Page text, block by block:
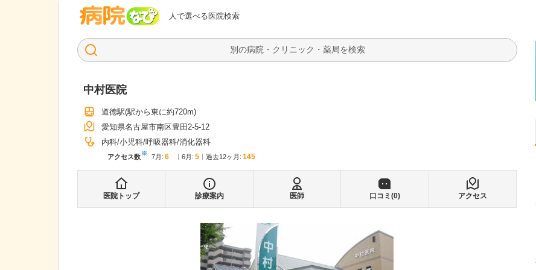
人で選べる医院検索
病院なび
検索
中村医院
道徳駅(駅から東に約720m)
愛知県名古屋市南区豊田2-5-12
内科 小児科 呼吸器科 消化器科
アクセス数※ 7月 : 6 6月 : 5 過去12ヶ月: 145
医院トップ 診療案内 医師 口コミ(0) アクセス